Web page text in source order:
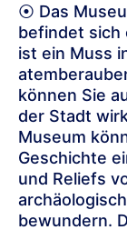
⦿ Das
befindet sich
ist ein Muss
können Sie
der Stadt
Museum
Geschichte
und Reliefs
bewundern.